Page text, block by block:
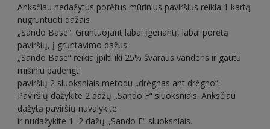
Anksčiau nedažytus porėtus mūrinius paviršius reikia 1 kartą
nugruntuoti dažais
„Sando Base“. Gruntuojant labai įgeriantį, labai porėtą
paviršių, į gruntavimo dažus
„Sando Base“ reikia įpilti iki 25% švaraus vandens ir gautu
mišiniu padengti
paviršių 2 sluoksniais metodu „drėgnas ant drėgno“.
Paviršių dažykite 2 dažų „Sando F“ sluoksniais. Anksčiau
dažytą paviršių nuvalykite
ir nudažykite 1–2 dažų „Sando F“ sluoksniais.